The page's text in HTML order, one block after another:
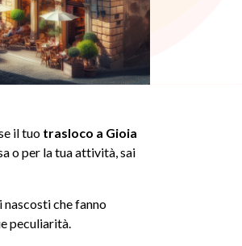
il tuo trasloco a Gioia
o per la tua attività, sai
che fanno
peculiarità.